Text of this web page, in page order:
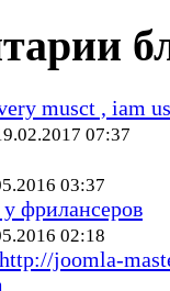
musct , iam
07:37
03:37
у фрилансеров
02:18
joomla-